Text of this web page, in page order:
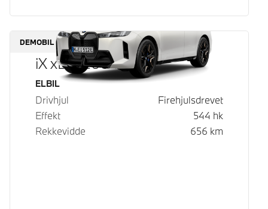
DEMOBIL
iX xDrive60
Drivstoff
ELBIL
Drivhjul
Firehjulsdrevet
Effekt
544 hk
Rekkevidde
656 km